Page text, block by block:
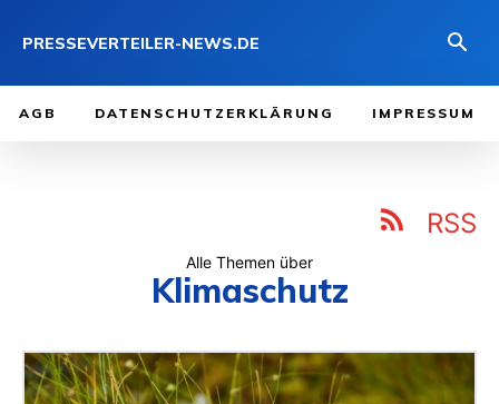
PRESSEVERTEILER-NEWS.DE
AGB DATENSCHUTZERKLÄRUNG IMPRESSUM
RSS
Alle Themen über
Klimaschutz